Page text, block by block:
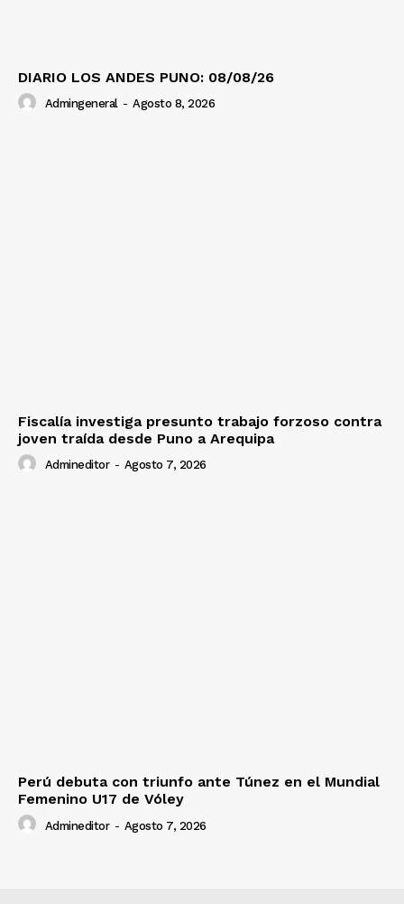
DIARIO LOS ANDES PUNO: 08/08/26
Admingeneral - Agosto 8, 2026
Fiscalía investiga presunto trabajo forzoso contra
joven traída desde Puno a Arequipa
Admineditor - Agosto 7, 2026
Perú debuta con triunfo ante Túnez en el Mundial
Femenino U17 de Vóley
Admineditor - Agosto 7, 2026